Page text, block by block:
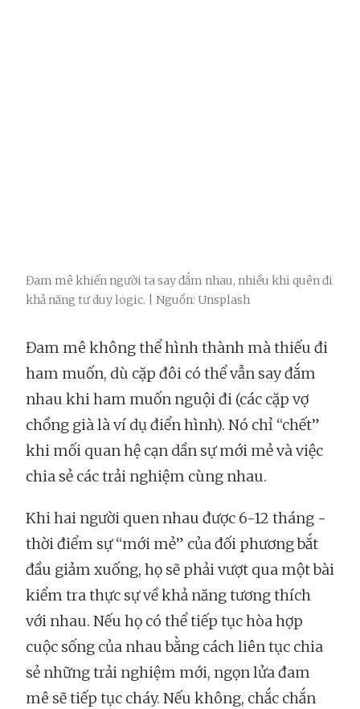
Đam mê khiến người ta say đắm nhau, nhiều khi quên đi
khả năng tư duy logic. | Nguồn: Unsplash
Đam mê không thể hình thành mà thiếu đi
ham muốn, dù cặp đôi có thể vẫn say đắm
nhau khi ham muốn nguội đi (các cặp vợ
chồng già là ví dụ điển hình). Nó chỉ “chết”
khi mối quan hệ cạn dần sự mới mẻ và việc
chia sẻ các trải nghiệm cùng nhau.
Khi hai người quen nhau được 6-12 tháng -
thời điểm sự “mới mẻ” của đối phương bắt
đầu giảm xuống, họ sẽ phải vượt qua một bài
kiểm tra thực sự về khả năng tương thích
với nhau. Nếu họ có thể tiếp tục hòa hợp
cuộc sống của nhau bằng cách liên tục chia
sẻ những trải nghiệm mới, ngọn lửa đam
mê sẽ tiếp tục cháy. Nếu không, chắc chắn